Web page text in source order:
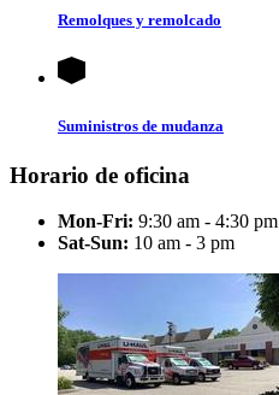
Remolques y remolcado
Suministros de mudanza
Horario de oficina
Mon-Fri: 9:30 am - 4:30 pm
Sat-Sun: 10 am - 3 pm